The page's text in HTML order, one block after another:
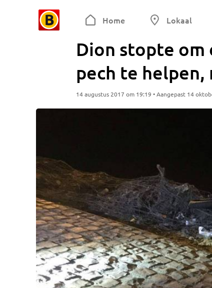
Home Lokaal
Dion stopte
pech te
14 augustus 2017 om 19:19 • Aangepast 14